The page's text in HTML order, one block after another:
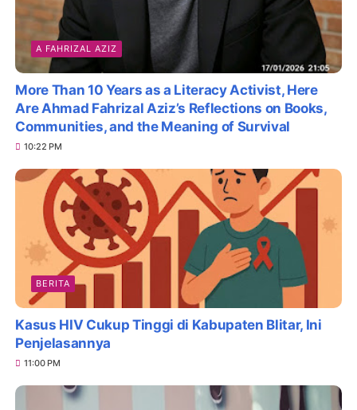
A FAHRIZAL AZIZ
More Than 10 Years as a Literacy Activist, Here
Are Ahmad Fahrizal Aziz’s Reflections on Books,
Communities, and the Meaning of Survival
10:22 PM
BERITA
Kasus HIV Cukup Tinggi di Kabupaten Blitar, Ini
Penjelasannya
11:00 PM